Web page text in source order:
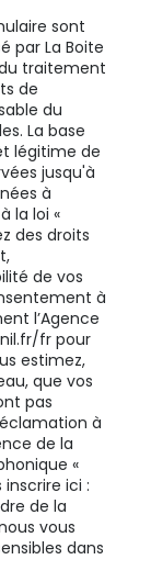
sont
par La Boite
traitement
de
du
La base
légitime de
jusqu'à
à
la loi «
des droits
de vos
à
l’Agence
fr pour
estimez,
que vos
pas
à
de la
«
inscrire ici :
de la
vous
dans